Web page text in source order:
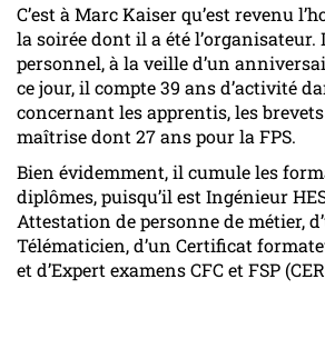
C’est à Marc Kaiser qu’est revenu
la soirée dont il a été l’organisateur.
personnel, à la veille d’un
ce jour, il compte 39 ans d’activité
concernant les apprentis, les
maîtrise dont 27 ans pour la FPS.
Bien évidemment, il cumule les
diplômes, puisqu’il est Ingénieur
Attestation de personne de métier,
Télématicien, d’un Certificat
et d’Expert examens CFC et FSP